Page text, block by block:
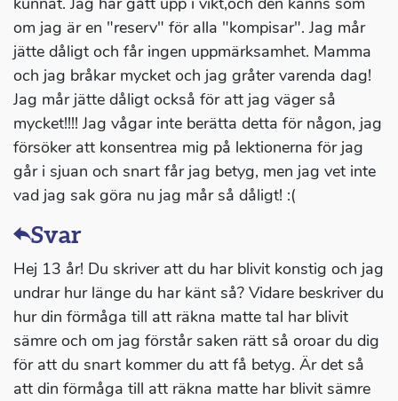
om jag är en "reserv" för alla "kompisar". Jag mår
jätte dåligt och får ingen uppmärksamhet. Mamma
och jag bråkar mycket och jag gråter varenda dag!
Jag mår jätte dåligt också för att jag väger så
mycket!!!! Jag vågar inte berätta detta för någon, jag
försöker att konsentrea mig på lektionerna för jag
går i sjuan och snart får jag betyg, men jag vet inte
vad jag sak göra nu jag mår så dåligt! :(
Svar
Hej 13 år! Du skriver att du har blivit konstig och jag
undrar hur länge du har känt så? Vidare beskriver du
hur din förmåga till att räkna matte tal har blivit
sämre och om jag förstår saken rätt så oroar du dig
för att du snart kommer du att få betyg. Är det så
att din förmåga till att räkna matte har blivit sämre